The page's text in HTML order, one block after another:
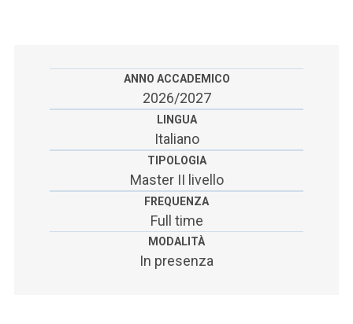
ACCEDI A CLOUDMAILANNO ACCADEMICO
2026/2027
LINGUA
Italiano
TIPOLOGIA
Master II livello
FREQUENZA
Full time
MODALITÀ
In presenza